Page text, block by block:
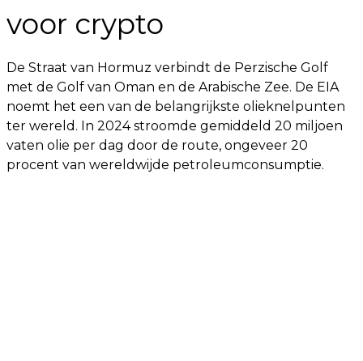
voor crypto
De Straat van Hormuz verbindt de Perzische Golf
met de Golf van Oman en de Arabische Zee. De EIA
noemt het een van de belangrijkste olieknelpunten
ter wereld. In 2024 stroomde gemiddeld 20 miljoen
vaten olie per dag door de route, ongeveer 20
procent van wereldwijde petroleumconsumptie.